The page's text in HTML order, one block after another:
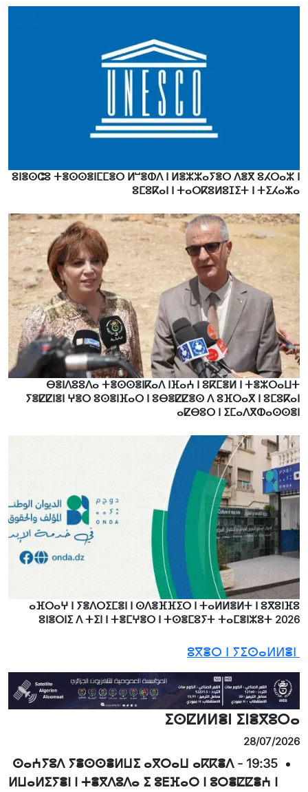
ⵓⵏⴻⵙⵛⵓ ⵜⴻⵙⵙⴻⵏⵎⵎⴻⵔ ⵍⵯⴻⵀⴷ ⵏ ⵍⴻⵣⵣⴰⵢⴻⵔ ⴷⴻⴳ ⵓⵃⵔⴰⵣ ⵏ
ⵓⵎⵓⴽⴰⵏ ⵏ ⵜⴰⵔⴽⵓⵍⵓⵊⵉⵜ ⵏ ⵜⵉⵃⴰⵣⴰ
ⴱⴻⵏⴷⵓⵓⴷⴰ ⵜⴻⵙⵙⴻⵏⴽⴰⴷ ⵏⴼⴰⵄ ⵏ ⵓⴽⵎⴻⵍ ⵏ ⵜⴻⵣⵔⴰⵡⵜ
ⵢⴻⵇⵇⵏⴻⵏ ⵖⴻⵔ ⵓⵙⴻⵏⴼⴰⵔ ⵏ ⵓⴱⴻⵇⵇⴻⵙ ⴷ ⵓⴼⵔⴰⴳ ⵏ ⵓⵎⵓⴽⴰⵏ
ⴰⵇⴱⵓⵔ ⵏ ⵉⵎⴰⴷⴳⵀⴰⵙⵙⴻⵏ
ⴰⴼⵔⴰⵖ ⵏ ⵢⴻⴷⵔⵉⵎⴻⵏ ⵏ ⵙⴷⴻⴼⴼⵉⵔ ⵏ ⵜⴰⵍⵍⴻⵍⵜ ⵏ ⵓⴳⵓⵏⴼⵓ
ⵓⵏⴻⵔⵏⵉ ⴷ ⵜⵉⵏ ⵏ ⵜⴻⵎⵖⴻⵔ ⵏ ⵜⵙⴻⵎⵓⵢⵜ ⵜⴰⵎⴻⵏⵣⵓⵜ 2026
ⵉⵙⵇⵍⵍⴻⵏ ⵉⵏⴻⴳⵓⵔⴰ
28/07/2026
19:35
-
ⵙⴰⵄⵢⵓⴷ ⵢⴻⵙⵙⴻⵍⵡⵉ ⴰⴳⵔⴰⵡ ⴰⴽⴽⴻⴷ
ⵍⵡⴰⵍⵉⵢⴻⵏ ⵏ ⵜⴻⴳⴷⵓⴷⴰ ⵉ ⵓⴹⴼⴰⵔ ⵏ ⵓⵔⴻⵇⵇⴻⵄ ⵏ